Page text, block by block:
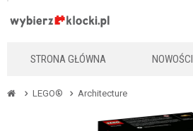
STRONA GŁÓWNA NOWOŚCI
LEGO® Architecture